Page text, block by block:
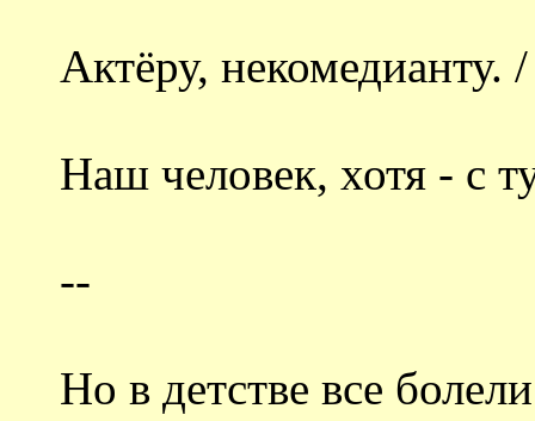
Актёру,
Наш человек, хотя - с
--
Но в детстве все